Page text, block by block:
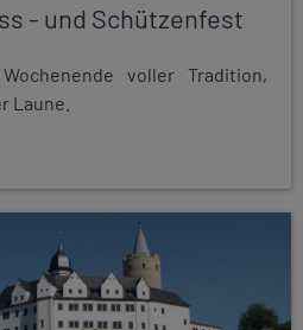
- und Schützenfest
voller Tradition,
Laune.